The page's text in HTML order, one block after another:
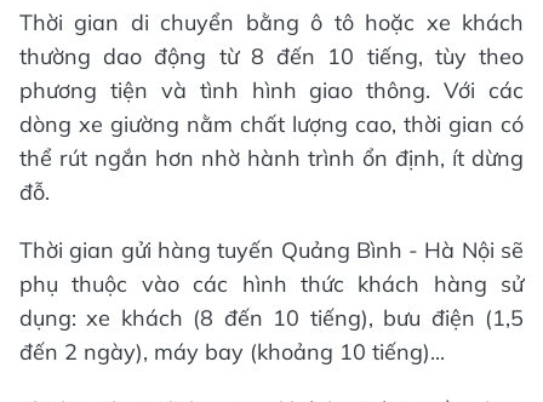
Thời gian di chuyển bằng ô tô hoặc xe khách
thường dao động từ 8 đến 10 tiếng, tùy theo
phương tiện và tình hình giao thông. Với các
dòng xe giường nằm chất lượng cao, thời gian có
thể rút ngắn hơn nhờ hành trình ổn định, ít dừng
đỗ.
Thời gian gửi hàng tuyến Quảng Bình - Hà Nội sẽ
phụ thuộc vào các hình thức khách hàng sử
dụng: xe khách (8 đến 10 tiếng), bưu điện (1,5
đến 2 ngày), máy bay (khoảng 10 tiếng)...